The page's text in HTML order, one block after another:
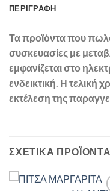
ΠΕΡΙΓΡΑΦΉ
Τα προϊόντα που
συσκευασίες με
εμφανίζεται στο
ενδεικτική. Η τελική
εκτέλεση της
ΣΧΕΤΙΚΆ ΠΡΟΪΌΝΤΑ